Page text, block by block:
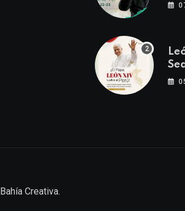
del
Bahía Creativa.